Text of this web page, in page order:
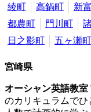
綾町
高鍋町 新
都農町
門川町
日之影町
五ヶ瀬町
宮崎県
オーシャン英語教室
のカリキュラムで